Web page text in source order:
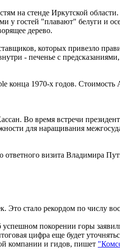
на стенде Иркутской области.
у гостей "плавают" белуги и
дерево.
которых привезло
- печенье с
конца 1970-х годов. Стоимость
Во время встречи
для наращивания
визита Владимира
Это стало рекордом по числу
покорении горы
цифра еще будет
компании и гидов, пишет